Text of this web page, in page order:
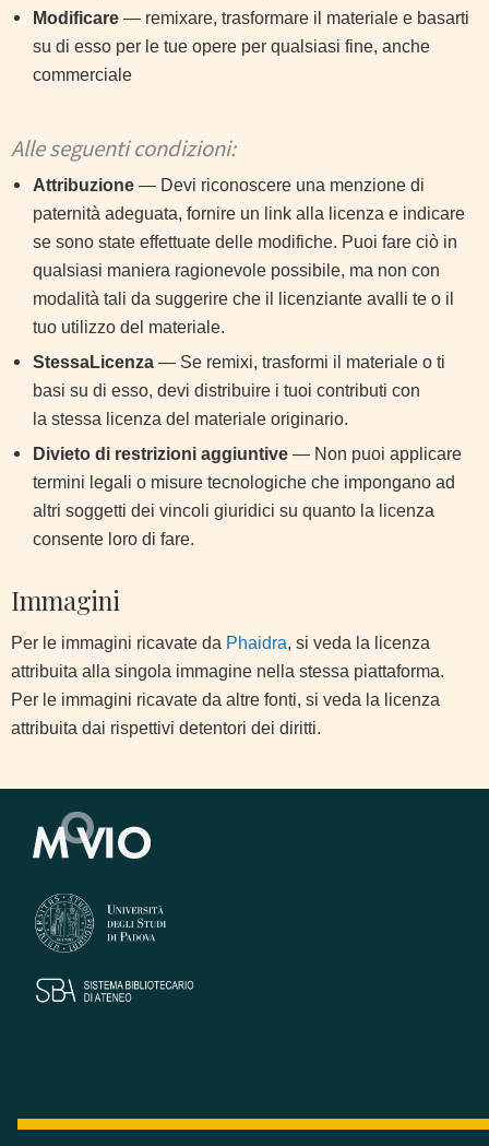
Modificare — remixare, trasformare il materiale e basarti
su di esso per le tue opere per qualsiasi fine, anche
commerciale
Alle seguenti condizioni:
Attribuzione — Devi riconoscere una menzione di
paternità adeguata, fornire un link alla licenza e indicare
se sono state effettuate delle modifiche. Puoi fare ciò in
qualsiasi maniera ragionevole possibile, ma non con
modalità tali da suggerire che il licenziante avalli te o il
tuo utilizzo del materiale.
StessaLicenza — Se remixi, trasformi il materiale o ti
basi su di esso, devi distribuire i tuoi contributi con
la stessa licenza del materiale originario.
Divieto di restrizioni aggiuntive — Non puoi applicare
termini legali o misure tecnologiche che impongano ad
altri soggetti dei vincoli giuridici su quanto la licenza
consente loro di fare.
Immagini
Per le immagini ricavate da Phaidra, si veda la licenza
attribuita alla singola immagine nella stessa piattaforma.
Per le immagini ricavate da altre fonti, si veda la licenza
attribuita dai rispettivi detentori dei diritti.